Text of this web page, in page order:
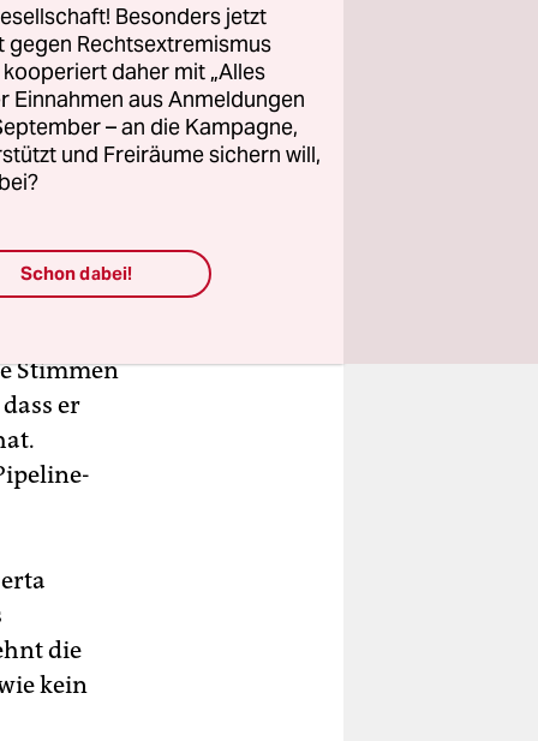
Stimmen
er
die
kein
Besonders jetzt
gegen Rechtsextremismus
daher mit „Alles
Einnahmen aus Anmeldungen
– an die Kampagne,
und Freiräume sichern will,
Schon dabei!